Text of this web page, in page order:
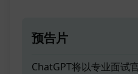
预告片
ChatGPT将以专业面试